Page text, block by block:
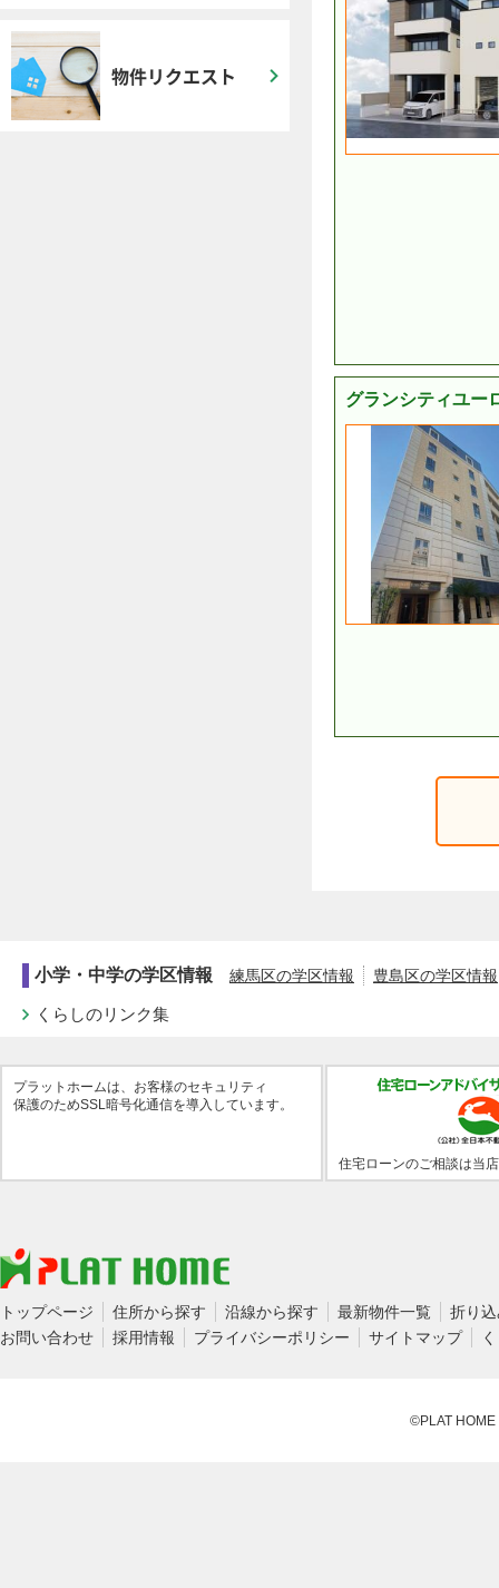
グランシティユー
物件リクエスト
小学・中学の学区情報 練馬区の学区情報 豊島区の学区情報
くらしのリンク集
プラットホームは、お客様のセキュリティ
保護のためSSL暗号化通信を導入しています。
住宅ローンのご相談は当
トップページ 住所から探す 沿線から探す 最新物件一覧
折り
お問い合わせ
採用情報 プライバシーポリシー サイトマップ
©PLAT HOME